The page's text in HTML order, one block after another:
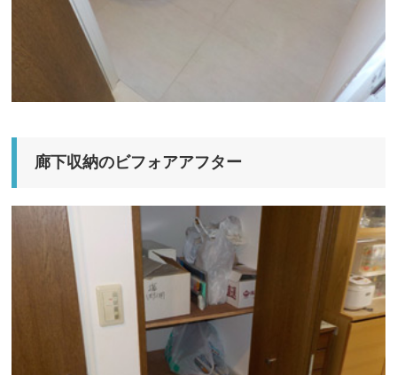
廊下収納のビフォアアフター